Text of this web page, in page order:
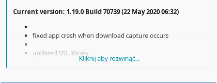
Current version: 1.19.0 Build 70739 (22 May 2020 06:32)
fixed app crash when download capture occurs
updated SSL library
Kliknij aby rozwinąć...